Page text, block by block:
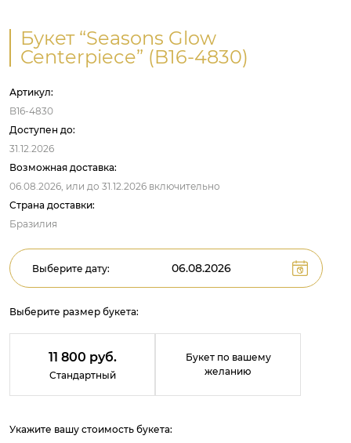
Букет “Seasons Glow
Centerpiece” (B16-4830)
Артикул:
B16-4830
Доступен до:
31.12.2026
Возможная доставка:
06.08.2026, или до 31.12.2026 включительно
Страна доставки:
Бразилия
Выберите дату:
Выберите размер букета:
11 800 руб.
Стандартный
Букет по вашему
желанию
Укажите вашу стоимость букета: